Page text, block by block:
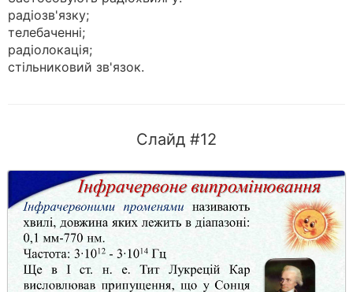
радіозв'язку;
телебаченні;
радіолокація;
стільниковий зв'язок.
Слайд #12